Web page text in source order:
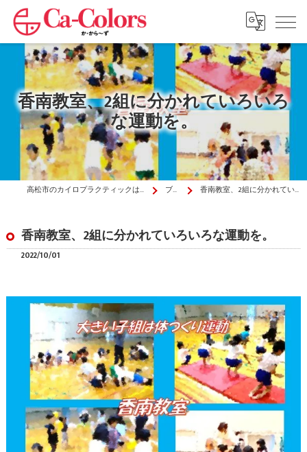
香南教室、2組に分かれていろいろ
な運動を。
高松市のカイロプラクティックはか・から～ず施術院 ブログ 香南教室、2組に分かれていろいろな運動を。
香南教室、2組に分かれていろいろな運動を。
2022/10/01